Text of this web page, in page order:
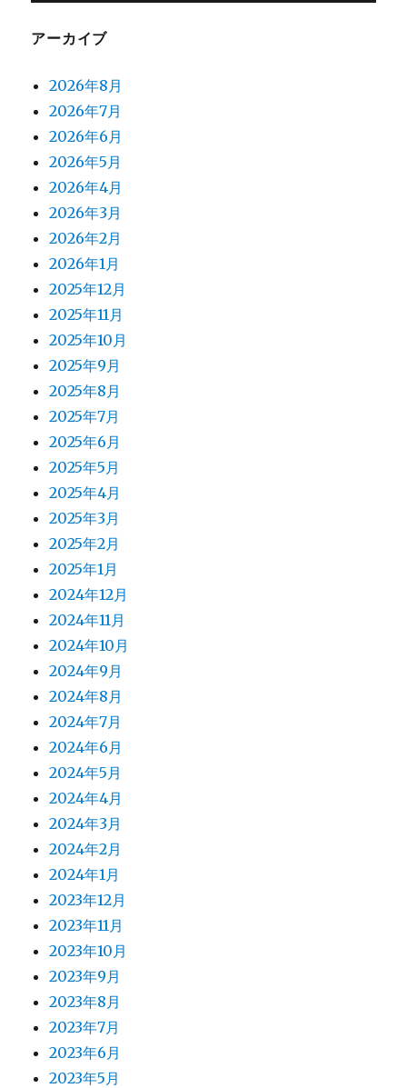
アーカイブ
2026年8月
2026年7月
2026年6月
2026年5月
2026年4月
2026年3月
2026年2月
2026年1月
2025年12月
2025年11月
2025年10月
2025年9月
2025年8月
2025年7月
2025年6月
2025年5月
2025年4月
2025年3月
2025年2月
2025年1月
2024年12月
2024年11月
2024年10月
2024年9月
2024年8月
2024年7月
2024年6月
2024年5月
2024年4月
2024年3月
2024年2月
2024年1月
2023年12月
2023年11月
2023年10月
2023年9月
2023年8月
2023年7月
2023年6月
2023年5月